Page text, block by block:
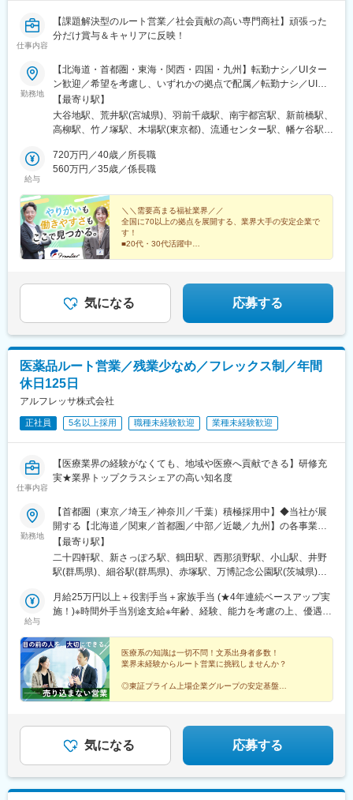
仕事内容
【課題解決型のルート営業／社会貢献の高い専門商社】頑張った
分だけ賞与＆キャリアに反映！
勤務地
【北海道・首都圏・東海・関西・四国・九州】転勤ナシ／UIター
ン歓迎／希望を考慮し、いずれかの拠点で配属／転勤ナシ／UIタ
ーン歓迎！【北海道】札幌東営業所【宮城県】仙台東営業所【山
形県】山形営業所【栃木県】宇都宮営業所【群馬県】群馬営業所
【千葉県】柏営業所【東京都】足立営業所江東営業所大田営業所
営業所立川営業所八王子営業所【神奈川県】川崎東営業所川崎営
業所横浜北営業所横浜営業所横浜南営業所大和営業所相模原営業
吹田営業所大阪東営業所【奈良県】奈良営業所【兵庫県】神戸営
業所【徳島県】徳島営業所【福岡県】北九州営業所【大分県】大
分営業所
【最寄り駅】
大谷地駅、荒井駅(宮城県)、羽前千歳駅、南宇都宮駅、新前橋駅、
高柳駅、竹ノ塚駅、木場駅(東京都)、流通センター駅、幡ケ谷駅、
駅、泉体育館駅、北八王子駅、川崎大師駅、中野島駅、東山田
駅、阪東橋駅、港南台駅、鶴間駅、相模原駅、東海大学前駅、尼
センター駅、勝瑞駅、西小倉駅、賀来駅、大森海岸駅、笹塚駅、
大山駅(東京都)、府中本町駅、立飛駅、鈴木町駅、吉野町駅、南林
間駅、志賀本通駅、妙音通駅、吹田駅(東海道本線)、新加美駅、奈
良駅、アイランド北口駅、東門前駅、黄金町駅、清水駅(愛知県)、
桜駅(愛知県)、マリンパーク駅
給与
720万円／40歳／所長職
560万円／35歳／係長職
＼＼需要高まる福祉業界／／
全国に70以上の拠点を展開する、業界大手の安定企業で
す！
■20代・30代活躍中
気になる 応募する
医薬品ルート営業／残業少なめ／フレックス制／年間
休日125日
アルフレッサ株式会社
正社員 5名以上採用 職種未経験歓迎 業種未経験歓迎
仕事内容
【医療業界の経験がなくても、地域や医療へ貢献できる】研修充
実★業界トップクラスシェアの高い知名度
勤務地
【首都圏（東京／埼玉／神奈川／千葉）積極採用中】◆当社が展
開する【北海道／関東／首都圏／中部／近畿／九州】の各事業所
へご希望を考慮した上で配属となります。【北海道】北海道【関
東】栃木／群馬／茨城／長野／山梨／新潟【首都圏】東京／埼玉
／神奈川／千葉★積極採用エリア【中部】静岡／愛知／三重／岐
／長崎／熊本／大分／宮崎／鹿児島各事業所の詳細については、
弊社HPよりご確認ください※「企業情報」→「拠点」よりご確認
の就労はありません)
【最寄り駅】
二十四軒駅、新さっぽろ駅、鶴田駅、西那須野駅、小山駅、井野
駅(群馬県)、細谷駅(群馬県)、赤塚駅、万博記念公園駅(茨城県)、
駅、寺尾駅、宮内駅(新潟県)、直江津駅、小川町駅(東京都)、江戸
川橋駅、竹ノ塚駅、小村井駅、井荻駅、志村三丁目駅、学芸大学
台駅(東京都)、北戸田駅、南越谷駅、久喜駅、加茂宮駅、新座駅、
航空公園駅、南古谷駅、ソシオ流通センター駅、三ツ沢上町駅、
並木中央駅、踊場駅、江田駅(神奈川県)、元住吉駅、原当麻駅、社
家駅、藤沢本町駅、井細田駅、県立大学駅、平塚駅、千葉寺駅、
佐倉駅、旭駅(千葉県)、木更津駅、館山駅、茂原駅、東船橋駅、小
駅、掛川市役所前駅、焼津駅、黒川駅(愛知県)、小本駅(愛知県)、
奥町駅、赤池駅(愛知県)、西岡崎駅、牛久保駅、住吉町駅、竹下
駅、守恒駅、陣原駅、浦田駅(福岡県)、荒木駅、現川駅、大村車両
給与
月給25万円以上＋役割手当＋家族手当 (★4年連続ベースアップ実
施！)※時間外手当別途支給※年齢、経験、能力を考慮の上、優遇し
医療系の知識は一切不問！文系出身者多数！
業界未経験からルート営業に挑戦しませんか？
◎東証プライム上場企業グループの安定基盤
気になる 応募する